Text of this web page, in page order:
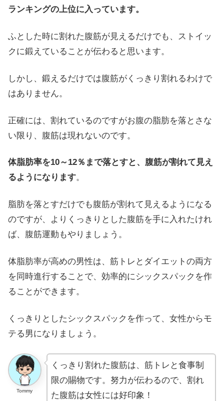
ランキングの上位に入っています。
ふとした時に割れた腹筋が見えるだけでも、ストイッ
クに鍛えていることが伝わると思います。
しかし、鍛えるだけでは腹筋がくっきり割れるわけで
はありません。
正確には、割れているのですがお腹の脂肪を落とさな
い限り、腹筋は現れないのです。
体脂肪率を10～12％まで落とすと、腹筋が割れて見え
るようになります。
脂肪を落とすだけでも腹筋が割れて見えるようになる
のですが、よりくっきりとした腹筋を手に入れたけれ
ば、腹筋運動もやりましょう。
体脂肪率が高めの男性は、筋トレとダイエットの両方
を同時進行することで、効率的にシックスパックを作
ることができます。
くっきりとしたシックスパックを作って、女性からモ
テる男になりましょう。
Tommy
くっきり割れた腹筋は、筋トレと食事制
限の賜物です。努力が伝わるので、割れ
た腹筋は女性には好印象！